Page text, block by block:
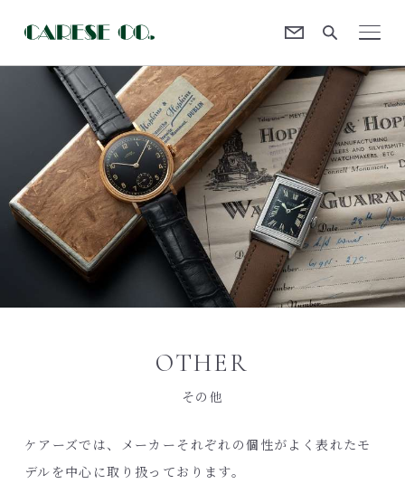
OTHER
その他
ケアーズでは、メーカーそれぞれの個性がよく表れたモ
デルを中心に取り扱っております。